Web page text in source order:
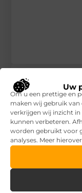
Uw
Om u een prettige en
maken wij gebruik
verkrijgen wij inzicht
kunnen verbeteren.
worden gebruikt voor
analyses. Meer